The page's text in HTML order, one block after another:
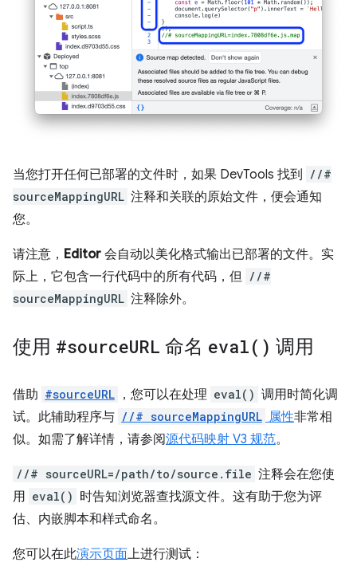
当您打开任何已部署的文件时，如果 DevTools 找到
//#
sourceMappingURL 注释和关联的原始文件，便会通知
您。
请注意， Editor 会自动以美化格式输出已部署的文件。实
际上，它包含一行代码中的所有代码，但 //#
sourceMappingURL 注释除外。
使用 #sourceURL 命名 eval( ) 调用
借助 #sourceURL ，您可以在处理 eval() 调用时简化调
试。此辅助程序与 //# sourceMappingURL 属性非常相
似。如需了解详情，请参阅源代码映射 V3 规范。
//# sourceURL=/path/to/source.file 注释会在您使
用 eval() 时告知浏览器查找源文件。这有助于您为评
估、内嵌脚本和样式命名。
您可以在此演示页面上进行测试：